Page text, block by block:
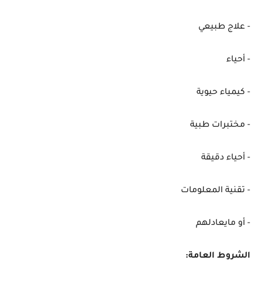
- علاج طبيعي
- أحياء
- كيمياء حيوية
- مختبرات طبية
- أحياء دقيقة
- تقنية المعلومات
- أو مايعادلهم
الشروط العامة: